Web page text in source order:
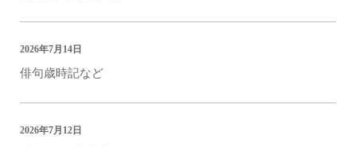
俳句歳時記など
2026年7月14日
2026年7月12日